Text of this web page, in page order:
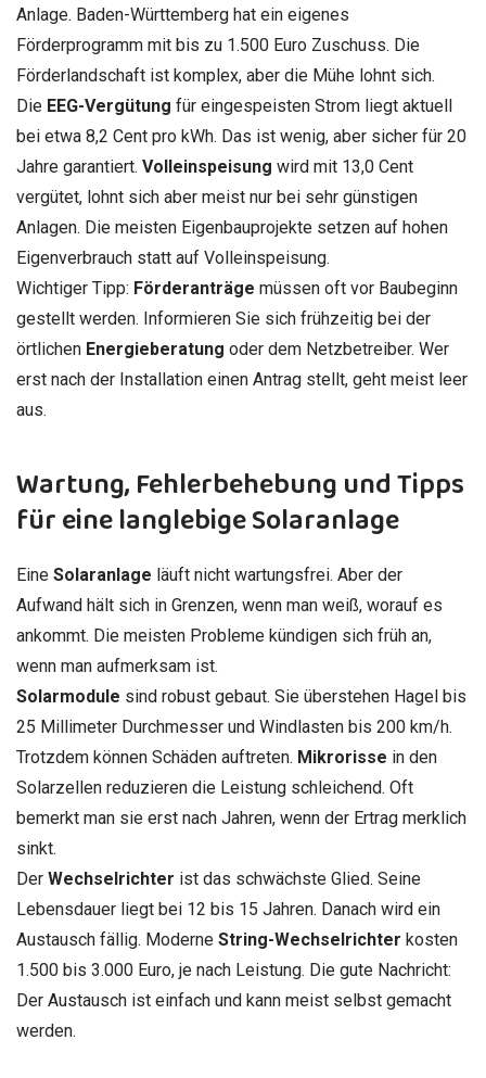
Anlage. Baden-Württemberg hat ein eigenes
Förderprogramm mit bis zu 1.500 Euro Zuschuss. Die
Förderlandschaft ist komplex, aber die Mühe lohnt sich.
Die EEG-Vergütung für eingespeisten Strom liegt aktuell
bei etwa 8,2 Cent pro kWh. Das ist wenig, aber sicher für 20
Jahre garantiert. Volleinspeisung wird mit 13,0 Cent
vergütet, lohnt sich aber meist nur bei sehr günstigen
Anlagen. Die meisten Eigenbauprojekte setzen auf hohen
Eigenverbrauch statt auf Volleinspeisung.
Wichtiger Tipp: Förderanträge müssen oft vor Baubeginn
gestellt werden. Informieren Sie sich frühzeitig bei der
örtlichen Energieberatung oder dem Netzbetreiber. Wer
erst nach der Installation einen Antrag stellt, geht meist leer
aus.
Wartung, Fehlerbehebung und Tipps
für eine langlebige Solaranlage
Eine Solaranlage läuft nicht wartungsfrei. Aber der
Aufwand hält sich in Grenzen, wenn man weiß, worauf es
ankommt. Die meisten Probleme kündigen sich früh an,
wenn man aufmerksam ist.
Solarmodule sind robust gebaut. Sie überstehen Hagel bis
25 Millimeter Durchmesser und Windlasten bis 200 km/h.
Trotzdem können Schäden auftreten. Mikrorisse in den
Solarzellen reduzieren die Leistung schleichend. Oft
bemerkt man sie erst nach Jahren, wenn der Ertrag merklich
sinkt.
Der Wechselrichter ist das schwächste Glied. Seine
Lebensdauer liegt bei 12 bis 15 Jahren. Danach wird ein
Austausch fällig. Moderne String-Wechselrichter kosten
1.500 bis 3.000 Euro, je nach Leistung. Die gute Nachricht:
Der Austausch ist einfach und kann meist selbst gemacht
werden.